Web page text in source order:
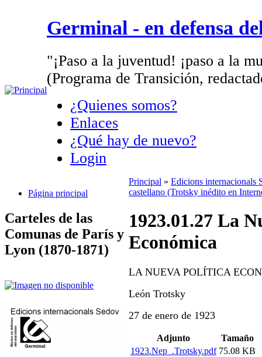
Germinal - en defensa
"¡Paso a la juventud! ¡paso a la
(Programa de Transición,
¿Quienes somos?
Enlaces
¿Qué hay de nuevo?
Login
Página principal
Carteles de las
Comunas de París y
Lyon (1870-1871)
Principal » Edicions internacionals
castellano (Trotsky inédito en
1923.01.27 La
Económica
LA NUEVA POLÍTICA
León Trotsky
27 de enero de 1923
Adjunto
Tamaño
1923.Nep_.Trotsky.pdf 75.08 KB